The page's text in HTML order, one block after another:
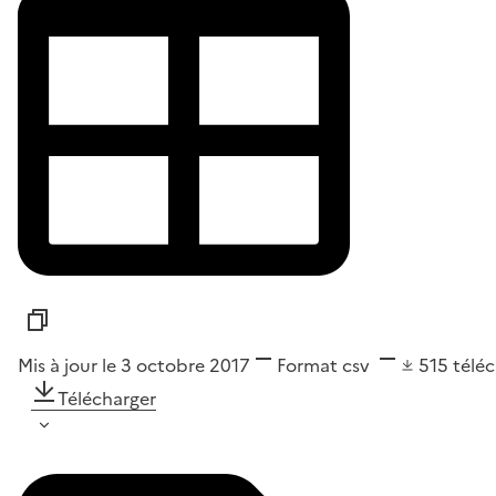
Mis à jour le 3 octobre 2017 Format csv 515
Télécharger